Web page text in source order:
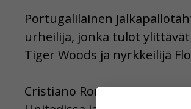
Portugalilainen
urheilija, jonka tulot
Tiger Woods ja nyrkkeilijä
Cristiano Ronaldo pelaa